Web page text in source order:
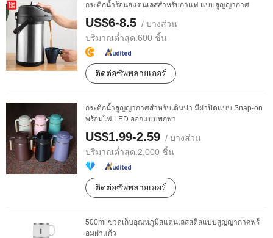
กระติกน้ำร้อนสแตนเลสสำหรับกาแฟ แบบสูญญากาศ
US$6-8.5 / บางส่วน
ปริมาณต่ำสุด:600 ชิ้น
ติดต่อซัพพลายเออร์
กระติกน้ำสูญญากาศสำหรับเดินป่า มีฝาปิดแบบ Snap-on
พร้อมไฟ LED ออกแบบพกพา
US$1.99-2.59 / บางส่วน
ปริมาณต่ำสุด:2,000 ชิ้น
ติดต่อซัพพลายเออร์
500ml ขวดเก็บอุณหภูมิสแตนเลสสตีลแบบสูญญากาศพร้
อมฝาแก้ว